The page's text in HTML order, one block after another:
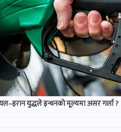
युद्धले इन्धनको मूल्यमा असर गर्ला ?